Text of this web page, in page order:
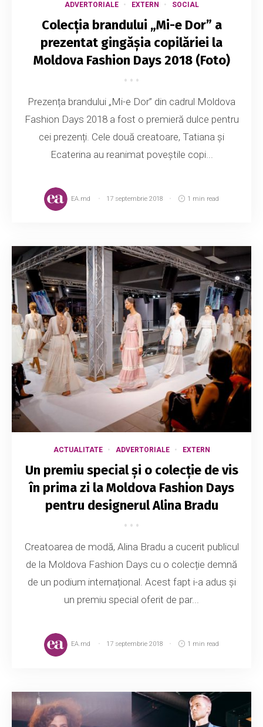
ADVERTORIALE EXTERN SOCIAL
Colecția brandului „Mi-e Dor” a
prezentat gingășia copilăriei la
Moldova Fashion Days 2018 (Foto)
Prezența brandului „Mi-e Dor” din cadrul Moldova
Fashion Days 2018 a fost o premieră dulce pentru
cei prezenți. Cele două creatoare, Tatiana și
Ecaterina au reanimat poveștile copi...
EA.md 17 septembrie 2018 1 min read
ACTUALITATE ADVERTORIALE EXTERN
Un premiu special și o colecție de vis
în prima zi la Moldova Fashion Days
pentru designerul Alina Bradu
Creatoarea de modă, Alina Bradu a cucerit publicul
de la Moldova Fashion Days cu o colecție demnă
de un podium internațional. Acest fapt i-a adus și
un premiu special oferit de par...
EA.md 17 septembrie 2018 1 min read